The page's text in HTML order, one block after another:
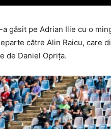
găsit pe Adrian Ilie cu o
către Alin Raicu, care
de Daniel Opriţa.